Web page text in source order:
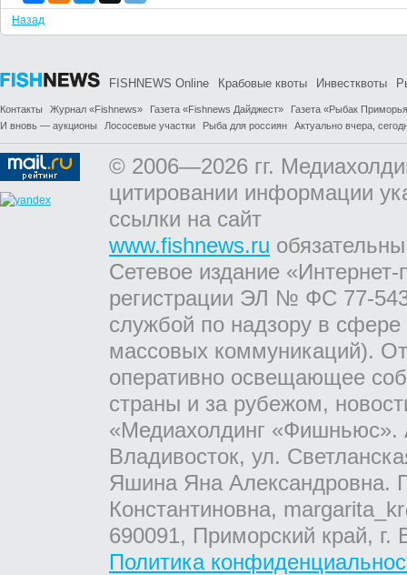
Назад
FISHNEWS Online Крабовые квоты Инвестквоты
Контакты Журнал «Fishnews» Газета «Fishnews Дайджест»
Газета «Рыбак
И вновь — аукционы
Лососевые участки Рыба для россиян Актуально вчера,
© 2006—2026 гг.
цитировании информации
ссылки на сайт
www.fishnews.ru
Сетевое издание
регистрации ЭЛ № ФС 77-
службой по надзору в
массовых коммуникаций).
оперативно освещающее
страны и за рубежом,
«Медиахолдинг «Фишньюс».
Владивосток, ул.
Яшина Яна Александровна.
Константиновна,
690091, Приморский край,
Политика